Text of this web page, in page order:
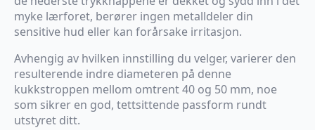
myke lærforet, berører ingen metalldeler din
sensitive hud eller kan forårsake irritasjon.
Avhengig av hvilken innstilling du velger, varierer den
resulterende indre diameteren på denne
kukkstroppen mellom omtrent 40 og 50 mm, noe
som sikrer en god, tettsittende passform rundt
utstyret ditt.